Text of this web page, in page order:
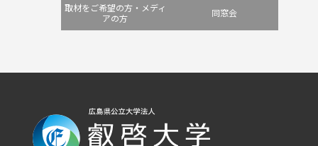
取材をご希望の方・メディ
アの方
同窓会